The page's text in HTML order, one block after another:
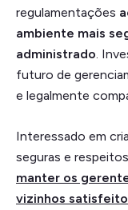
regulamentações
ambiente mais
administrado.
futuro de
e legalmente
Interessado em
seguras e
manter os
vizinhos